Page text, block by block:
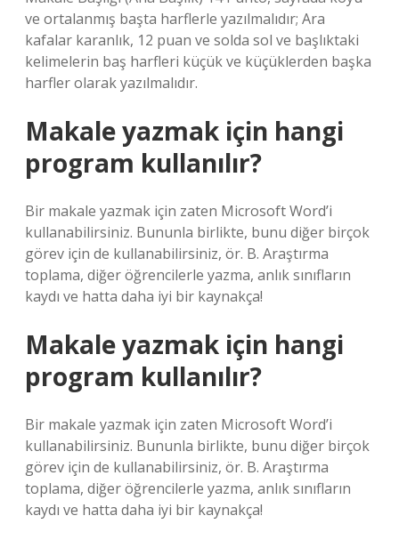
ve ortalanmış başta harflerle yazılmalıdır; Ara
kafalar karanlık, 12 puan ve solda sol ve başlıktaki
kelimelerin baş harfleri küçük ve küçüklerden başka
harfler olarak yazılmalıdır.
Makale yazmak için hangi
program kullanılır?
Bir makale yazmak için zaten Microsoft Word’i
kullanabilirsiniz. Bununla birlikte, bunu diğer birçok
görev için de kullanabilirsiniz, ör. B. Araştırma
toplama, diğer öğrencilerle yazma, anlık sınıfların
kaydı ve hatta daha iyi bir kaynakça!
Makale yazmak için hangi
program kullanılır?
Bir makale yazmak için zaten Microsoft Word’i
kullanabilirsiniz. Bununla birlikte, bunu diğer birçok
görev için de kullanabilirsiniz, ör. B. Araştırma
toplama, diğer öğrencilerle yazma, anlık sınıfların
kaydı ve hatta daha iyi bir kaynakça!